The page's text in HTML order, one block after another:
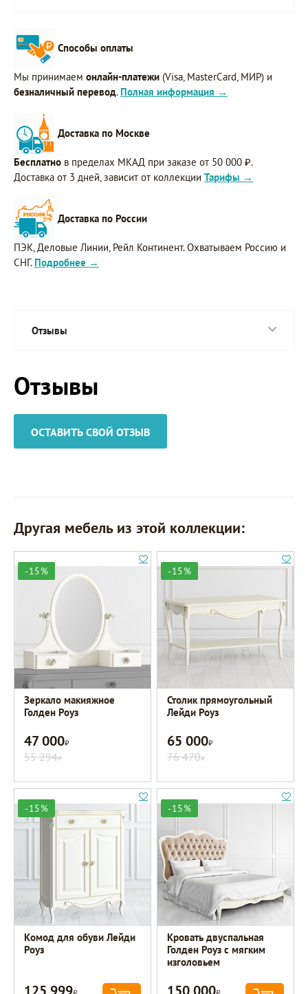
Способы оплаты
Мы принимаем онлайн-платежи (Visa, MasterCard, МИР) и
безналичный перевод. Полная информация →
Доставка по Москве
Бесплатно в пределах МКАД при заказе от 50 000 ₽.
Доставка от 3 дней, зависит от коллекции Тарифы →
Доставка по России
ПЭК, Деловые Линии, Рейл Континент. Охватываем Россию и
СНГ. Подробнее →
Отзывы
Отзывы
ОСТАВИТЬ СВОЙ ОТЗЫВ
Другая мебель из этой коллекции:
-15%
Зеркало макияжное
Голден Роуз
47 000Р
55 294Р
-15%
Столик прямоугольный
Лейди Роуз
65 000Р
76 470Р
-15%
Комод для обуви Лейди
Роуз
125 999Р
-15%
Кровать двуспальная
Голден Роуз с мягким
изголовьем
150 000Р